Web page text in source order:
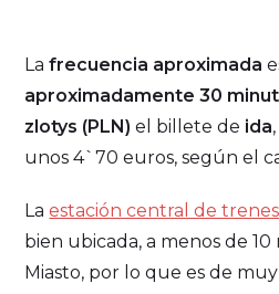
Lafrecuencia aproximada
aproximadamente 30
zlotys (PLN) el billete de ida
unos 4`70 euros, según el
Laestación central de
bien ubicada, a menos de
Miasto, por lo que es de muy